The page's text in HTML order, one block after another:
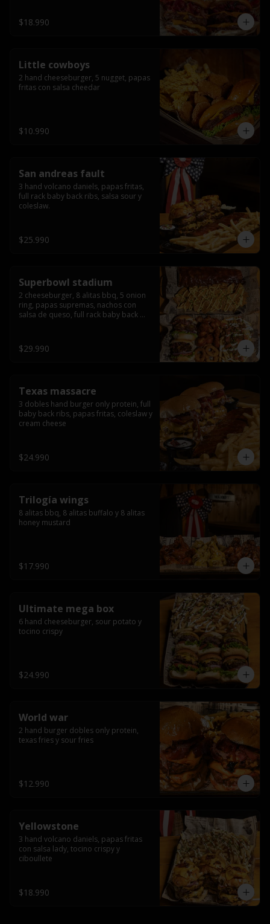
$18.990
Little cowboys
2 hand cheeseburger, 5 nugget, papas
fritas con salsa cheedar
$10.990
San andreas fault
3 hand volcano daniels, papas fritas,
full rack baby back ribs, salsa sour y
coleslaw.
$25.990
Superbowl stadium
2 cheeseburger, 8 alitas bbq, 5 onion
ring, papas supremas, nachos con
salsa de queso, full rack baby back
$29.990
Texas massacre
3 dobles hand burger only protein, full
baby back ribs, papas fritas, coleslaw y
cream cheese
$24.990
Trilogía wings
8 alitas bbq, 8 alitas buffalo y 8 alitas
honey mustard
$17.990
Ultimate mega box
6 hand cheeseburger, sour potato y
tocino crispy
$24.990
World war
2 hand burger dobles only protein,
texas fries y sour fries
$12.990
Yellowstone
3 hand volcano daniels, papas fritas
con salsa lady, tocino crispy y
ciboullete
$18.990